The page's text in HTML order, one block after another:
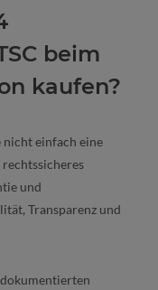
beim
kaufen?
nicht einfach eine
rechtssicheres
und
Transparenz und